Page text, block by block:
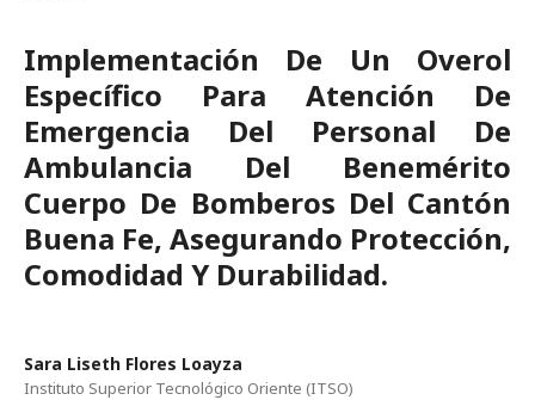
Implementación De Un Overol
Específico Para Atención De
Emergencia Del Personal De
Ambulancia Del Benemérito
Cuerpo De Bomberos Del Cantón
Buena Fe, Asegurando Protección,
Comodidad Y Durabilidad.
Sara Liseth Flores Loayza
Instituto Superior Tecnológico Oriente (ITSO)